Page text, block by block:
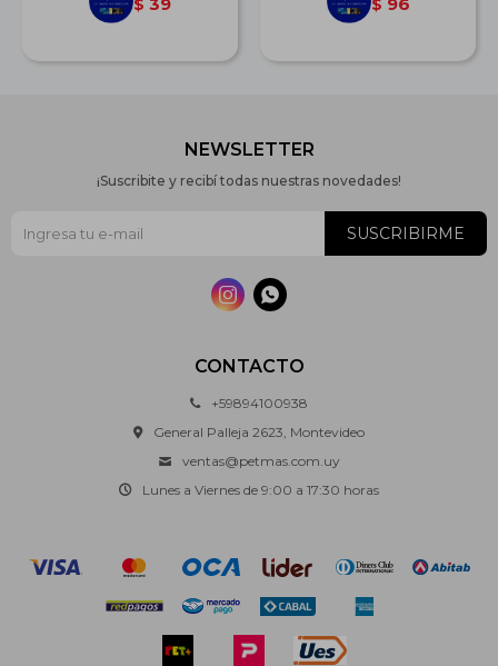
$ $
CONTACTO
+59894100938
General Palleja 2623, Montevideo
ventas@petmas.com.uy
Lunes a Viernes de 9:00 a 17:30 horas
NEWSLETTER
¡Suscribite y recibí todas nuestras novedades!
SUSCRIBIRME
 